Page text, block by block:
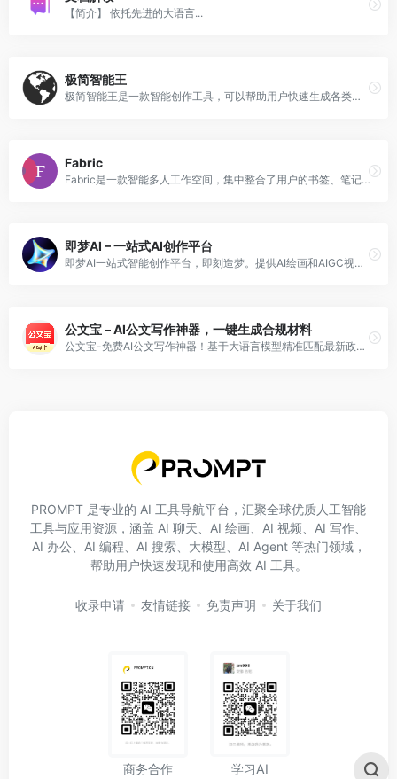
【简介】 依托先进的大语言...
极简智能王
极简智能王是一款智能创作工具，可以帮助用户快速生成各类文案，包括新媒体运营、职场效率提升、创意功能写作等。它提供了丰富的模板和功能，用户可以根据自己的需要选择合适的模板，进行创作。极简智能王具有简单易用、高效快捷的特点，可以极大地提升用户的创作效率。
Fabric
Fabric是一款智能多人工作空间，集中整合了用户的书签、笔记和文件，让用户能够更好地管理和协作。Fabric提供完美的记忆和无缝协作体验，帮助用户更好地思考和创作。定价方面，请参考官方网站。
即梦AI – 一站式AI创作平台
即梦AI一站式智能创作平台，即刻造梦。提供AI绘画和AIGC视频创作体验，拥有激发无限创作灵感的社区。让即梦AI开启您的智能创作之旅，探索梦境实现的无限可能！
公文宝 – AI公文写作神器，一键生成合规材料
公文宝-免费AI公文写作神器！基于大语言模型精准匹配最新政策用语，智能生成工作总结、汇报材料、讲话稿等100+类公文，杜绝格式错误/用语不当。3秒生成专业级文档，立即免费体验&gt;&gt;
PROMPT 是专业的 AI 工具导航平台，汇聚全球优质人工智能
工具与应用资源，涵盖 AI 聊天、AI 绘画、AI 视频、AI 写作、
AI 办公、AI 编程、AI 搜索、大模型、AI Agent 等热门领域，
帮助用户快速发现和使用高效 AI 工具。
收录申请 友情链接 免责声明 关于我们
商务合作 学习AI